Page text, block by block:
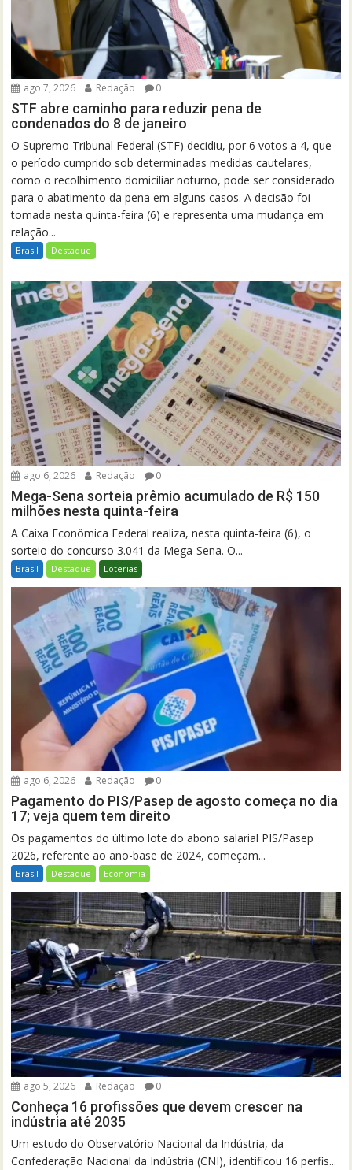
ago 7, 2026 Redação 0
STF abre caminho para reduzir pena de
condenados do 8 de janeiro
O Supremo Tribunal Federal (STF) decidiu, por 6 votos a 4, que
o período cumprido sob determinadas medidas cautelares,
como o recolhimento domiciliar noturno, pode ser considerado
para o abatimento da pena em alguns casos. A decisão foi
tomada nesta quinta-feira (6) e representa uma mudança em
relação...
Brasil Destaque
ago 6, 2026 Redação 0
Mega-Sena sorteia prêmio acumulado de R$ 150
milhões nesta quinta-feira
A Caixa Econômica Federal realiza, nesta quinta-feira (6), o
sorteio do concurso 3.041 da Mega-Sena. O...
Brasil Destaque Loterias
ago 6, 2026 Redação 0
Pagamento do PIS/Pasep de agosto começa no dia
17; veja quem tem direito
Os pagamentos do último lote do abono salarial PIS/Pasep
2026, referente ao ano-base de 2024, começam...
Brasil Destaque Economia
ago 5, 2026 Redação 0
Conheça 16 profissões que devem crescer na
indústria até 2035
Um estudo do Observatório Nacional da Indústria, da
Confederação Nacional da Indústria (CNI), identificou 16 perfis...